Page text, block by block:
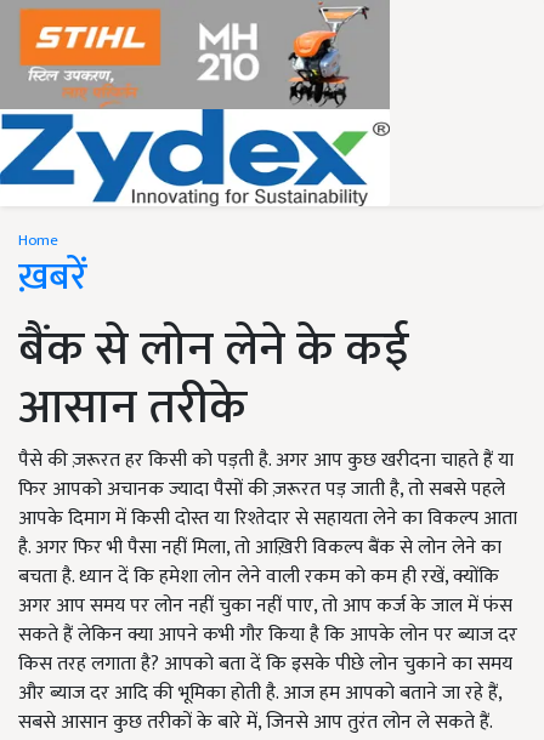
Home
ख़बरें
बैंक से लोन लेने के कई
आसान तरीके
पैसे की ज़रूरत हर किसी को पड़ती है. अगर आप कुछ खरीदना चाहते हैं या
फिर आपको अचानक ज्यादा पैसों की ज़रूरत पड़ जाती है, तो सबसे पहले
आपके दिमाग में किसी दोस्त या रिश्तेदार से सहायता लेने का विकल्प आता
है. अगर फिर भी पैसा नहीं मिला, तो आख़िरी विकल्प बैंक से लोन लेने का
बचता है. ध्यान दें कि हमेशा लोन लेने वाली रकम को कम ही रखें, क्योंकि
अगर आप समय पर लोन नहीं चुका नहीं पाए, तो आप कर्ज के जाल में फंस
सकते हैं लेकिन क्या आपने कभी गौर किया है कि आपके लोन पर ब्याज दर
किस तरह लगाता है? आपको बता दें कि इसके पीछे लोन चुकाने का समय
और ब्याज दर आदि की भूमिका होती है. आज हम आपको बताने जा रहे हैं,
सबसे आसान कुछ तरीकों के बारे में, जिनसे आप तुरंत लोन ले सकते हैं.